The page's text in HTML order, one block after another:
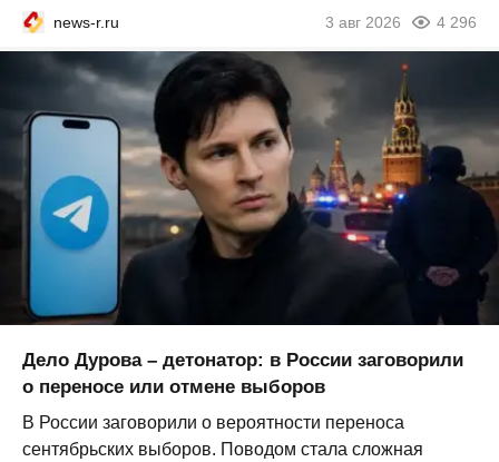
news-r.ru 3 авг 2026 4 296
Дело Дурова – детонатор: в России заговорили
о переносе или отмене выборов
В России заговорили о вероятности переноса
сентябрьских выборов. Поводом стала сложная